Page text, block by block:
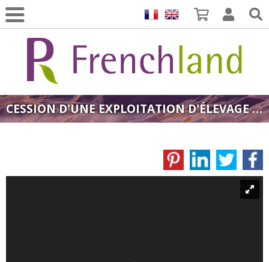
CESSION D'UNE EXPLOITATION D'ÉLEVAGE ET DE PRODUCTION CIDRICOLE